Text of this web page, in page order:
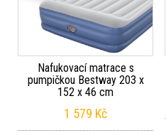
Nafukovací matrace s
pumpičkou Bestway 203 x
152 x 46 cm
1 579 Kč